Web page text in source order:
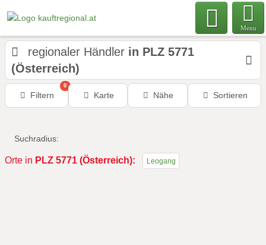
Menu
regionaler Händler in PLZ 5771
(Österreich)
Filtern
0
Karte Nähe Sortieren
Suchradius:
Orte in PLZ 5771 (Österreich): Leogang